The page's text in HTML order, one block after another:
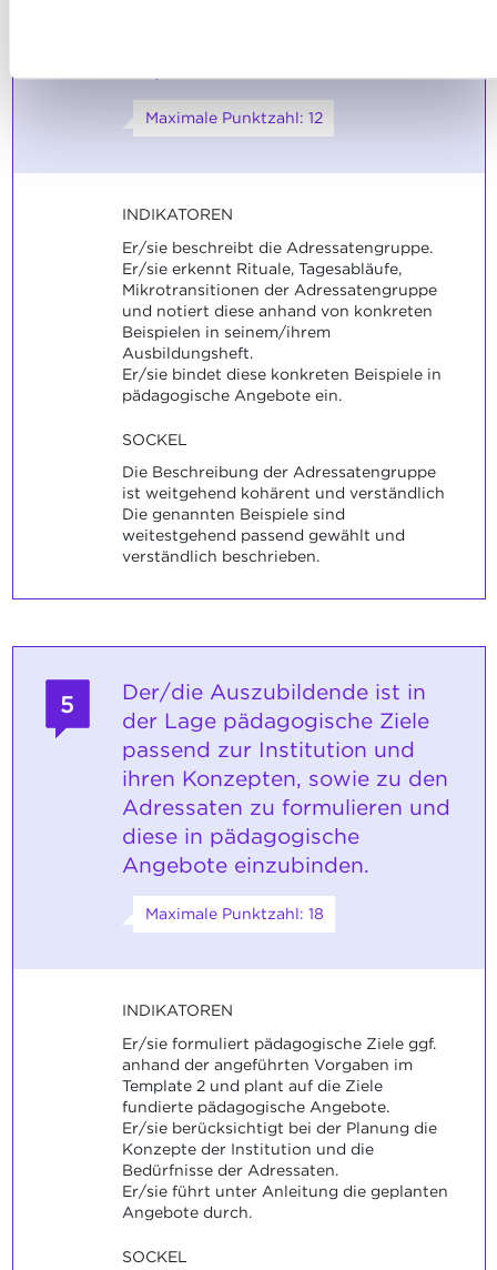
Maximale Punktzahl: 12
INDIKATOREN
Er/sie beschreibt die Adressatengruppe.
Er/sie erkennt Rituale, Tagesabläufe,
Mikrotransitionen der Adressatengruppe
und notiert diese anhand von konkreten
Beispielen in seinem/ihrem
Ausbildungsheft.
Er/sie bindet diese konkreten Beispiele in
pädagogische Angebote ein.
SOCKEL
Die Beschreibung der Adressatengruppe
ist weitgehend kohärent und verständlich
Die genannten Beispiele sind
weitestgehend passend gewählt und
verständlich beschrieben.
5
Der/die Auszubildende ist in
der Lage pädagogische Ziele
passend zur Institution und
ihren Konzepten, sowie zu den
Adressaten zu formulieren und
diese in pädagogische
Angebote einzubinden.
Maximale Punktzahl: 18
INDIKATOREN
Er/sie formuliert pädagogische Ziele ggf.
anhand der angeführten Vorgaben im
Template 2 und plant auf die Ziele
fundierte pädagogische Angebote.
Er/sie berücksichtigt bei der Planung die
Konzepte der Institution und die
Bedürfnisse der Adressaten.
Er/sie führt unter Anleitung die geplanten
Angebote durch.
SOCKEL